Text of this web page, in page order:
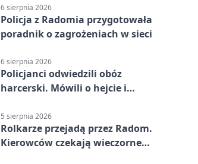
6 sierpnia 2026
Policja z Radomia przygotowała
poradnik o zagrożeniach w sieci
6 sierpnia 2026
Policjanci odwiedzili obóz
harcerski. Mówili o hejcie i
5 sierpnia 2026
Rolkarze przejadą przez Radom.
Kierowców czekają wieczorne